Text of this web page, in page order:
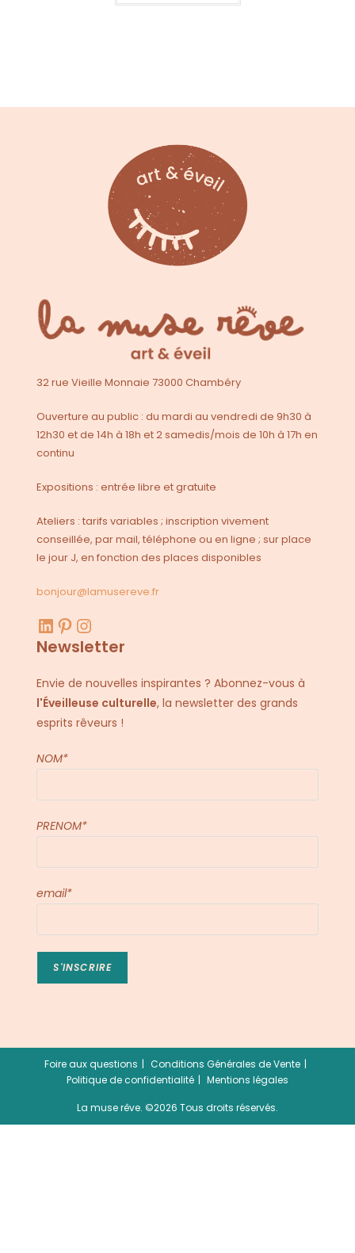
32 rue Vieille Monnaie 73000 Chambéry
Ouverture au public : du mardi au vendredi de 9h30 à
12h30 et de 14h à 18h et 2 samedis/mois de 10h à 17h en
continu
Expositions : entrée libre et gratuite
Ateliers : tarifs variables ; inscription vivement
conseillée, par mail, téléphone ou en ligne ; sur place
le jour J, en fonction des places disponibles
bonjour@lamusereve.fr
LinkedIn Pinterest Instagram
Newsletter
Envie de nouvelles inspirantes ? Abonnez-vous à
l'Éveilleuse culturelle, la newsletter des grands
esprits rêveurs !
NOM*
PRENOM*
email*
Foire aux questions
Conditions Générales de Vente
Politique de confidentialité
Mentions légales
La muse rêve. ©2026 Tous droits réservés.